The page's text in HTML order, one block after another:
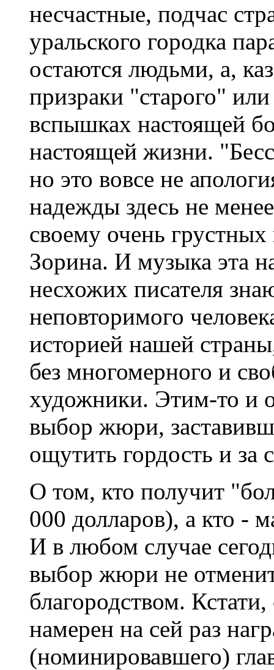
несчастные, подчас
уральского городка
остаются людьми, а,
призраки "старого"
вспышках настоящей
настоящей жизни.
но это вовсе не
надежды здесь не
своему очень
Зорина. И музыка эта
несхожих писателя
неповторимого
историей нашей
без многомерного и
художники. Этим-то и
выбор жюри,
ощутить гордость и за
О том, кто получит
000 долларов), а кто -
И в любом случае
выбор жюри не
благородством.
намерен на сей раз
(номинировавшего)